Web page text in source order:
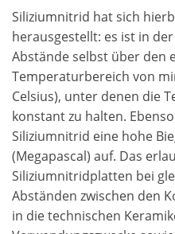
Siliziumnitrid hat sich
herausgestellt: es ist in
Abstände selbst über den
Temperaturbereich von
Celsius), unter denen die
konstant zu halten.
Siliziumnitrid eine hohe
(Megapascal) auf. Das
Siliziumnitridplatten bei
Abständen zwischen den
in die technischen